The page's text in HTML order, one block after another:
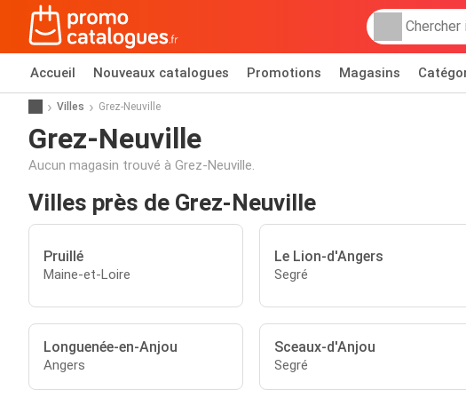
Accueil Nouveaux catalogues Promotions Magasins
Villes Grez-Neuville
Grez-Neuville
Aucun magasin trouvé à Grez-Neuville.
Villes près de Grez-Neuville
Pruillé
Maine-et-Loire
Le Lion-d'Angers
Segré
Longuenée-en-Anjou
Angers
Sceaux-d'Anjou
Segré